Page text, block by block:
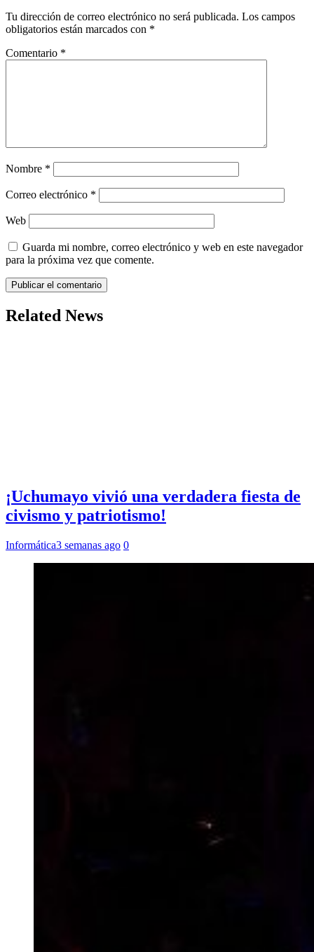
Tu dirección de correo electrónico no será publicada. Los campos
obligatorios están marcados con *
Comentario *
Nombre *
Correo electrónico *
Web
Guarda mi nombre, correo electrónico y web en este navegador
para la próxima vez que comente.
Related News
¡Uchumayo vivió una verdadera fiesta de
civismo y patriotismo!
Informática3 semanas ago 0